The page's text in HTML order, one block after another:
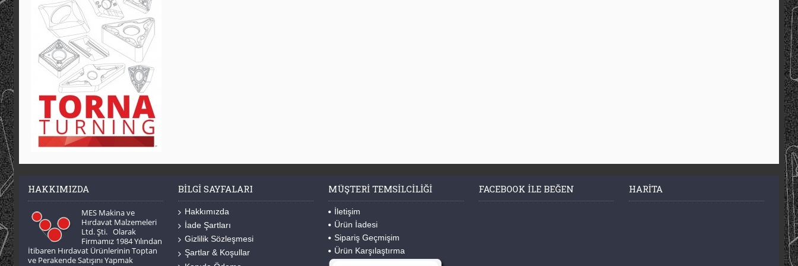
HAKKIMIZDA
MES Makina ve
Hırdavat Malzemeleri
Ltd. Şti. Olarak
Firmamız 1984 Yılından
İtibaren Hırdavat Ürünlerinin Toptan
ve Perakende Satışını Yapmak
BILGI SAYFALARI
Hakkımızda
İade Şartları
Gizlilik Sözleşmesi
Şartlar & Koşullar
MÜŞTERI TEMSILCILIĞI
İletişim
Ürün İadesi
Sipariş Geçmişim
Ürün Karşılaştırma
FACEBOOK ILE BEĞEN HARITA